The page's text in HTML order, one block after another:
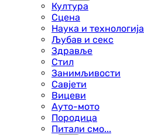
Култура
Сцена
Наука и технологија
Љубав и секс
Здравље
Стил
Занимљивости
Савјети
Вицеви
Ауто-мото
Породица
Питали смо...